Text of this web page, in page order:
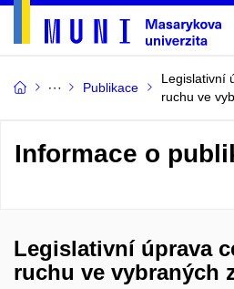
Publikace
Legislativní
ruchu ve
Informace o
Legislativní úprava
ruchu ve vybraných